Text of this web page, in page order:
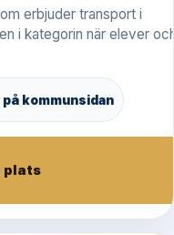
erbjuder transport i
i kategorin när elever
på kommunsidan
plats